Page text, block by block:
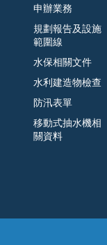
申辦業務
規劃報告及設施
範圍線
水保相關文件
水利建造物檢查
防汛表單
移動式抽水機相
關資料